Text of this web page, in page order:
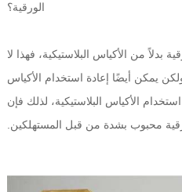
الورقية؟
بدلاً من الأكياس البلاستيكية، فهذا لا
يمكن أيضًا إعادة استخدام الأكياس
الأكياس البلاستيكية، لذلك فإن
محبوب بشدة من قبل المستهلكين.